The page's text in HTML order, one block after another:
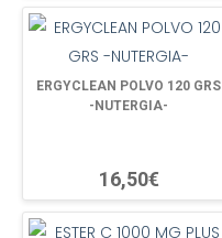
ERGYCLEAN POLVO 120 GRS
-NUTERGIA-
16,50€